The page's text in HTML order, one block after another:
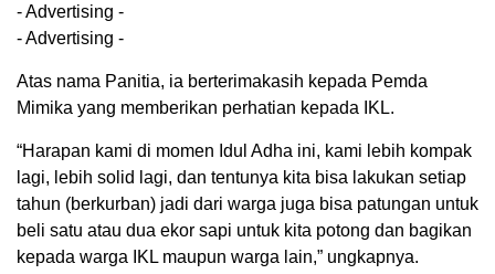
- Advertising -
- Advertising -
Atas nama Panitia, ia berterimakasih kepada Pemda
Mimika yang memberikan perhatian kepada IKL.
“Harapan kami di momen Idul Adha ini, kami lebih kompak
lagi, lebih solid lagi, dan tentunya kita bisa lakukan setiap
tahun (berkurban) jadi dari warga juga bisa patungan untuk
beli satu atau dua ekor sapi untuk kita potong dan bagikan
kepada warga IKL maupun warga lain,” ungkapnya.